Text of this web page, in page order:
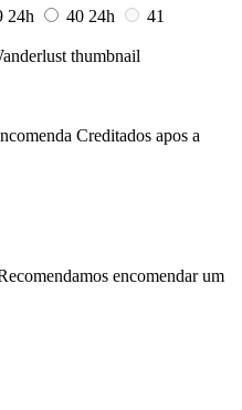
24h 40 24h
41
Creditados apos a
encomendar um